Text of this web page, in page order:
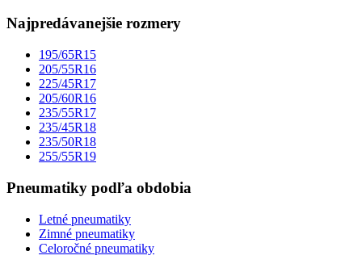
Najpredávanejšie rozmery
195/65R15
205/55R16
225/45R17
205/60R16
235/55R17
235/45R18
235/50R18
255/55R19
Pneumatiky podľa obdobia
Letné pneumatiky
Zimné pneumatiky
Celoročné pneumatiky